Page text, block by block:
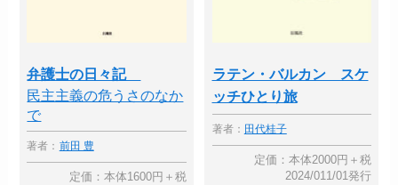
弁護士の日々記
民主主義の危うさのなか
で
著者： 前田 豊
定価：本体1600円＋税
ラテン・バルカン スケ
ッチひとり旅
著者： 田代桂子
定価：本体2000円＋税
2024/011/01発行